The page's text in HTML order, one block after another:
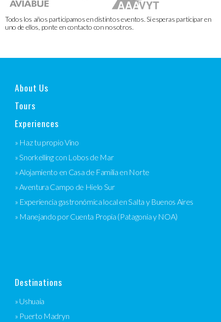
Todos los años participamos en distintos eventos. Si esperas participar en
uno de ellos, ponte en contacto con nosotros.
About Us
Tours
Experiences
» Haz tu propio Vino
» Snorkelling con Lobos de Mar
» Alojamiento en Casa de Familia en Norte
» Aventura Campo de Hielo Sur
» Experiencia gastronómica local en Salta y Buenos Aires
» Manejando por Cuenta Propia (Patagonia y NOA)
Destinations
» Ushuaia
» Puerto Madryn